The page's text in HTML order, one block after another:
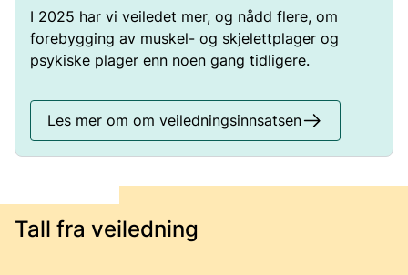
I 2025 har vi veiledet mer, og nådd flere, om
forebygging av muskel- og skjelettplager og
psykiske plager enn noen gang tidligere.
Les mer om om veiledningsinnsatsen
Tall fra veiledning